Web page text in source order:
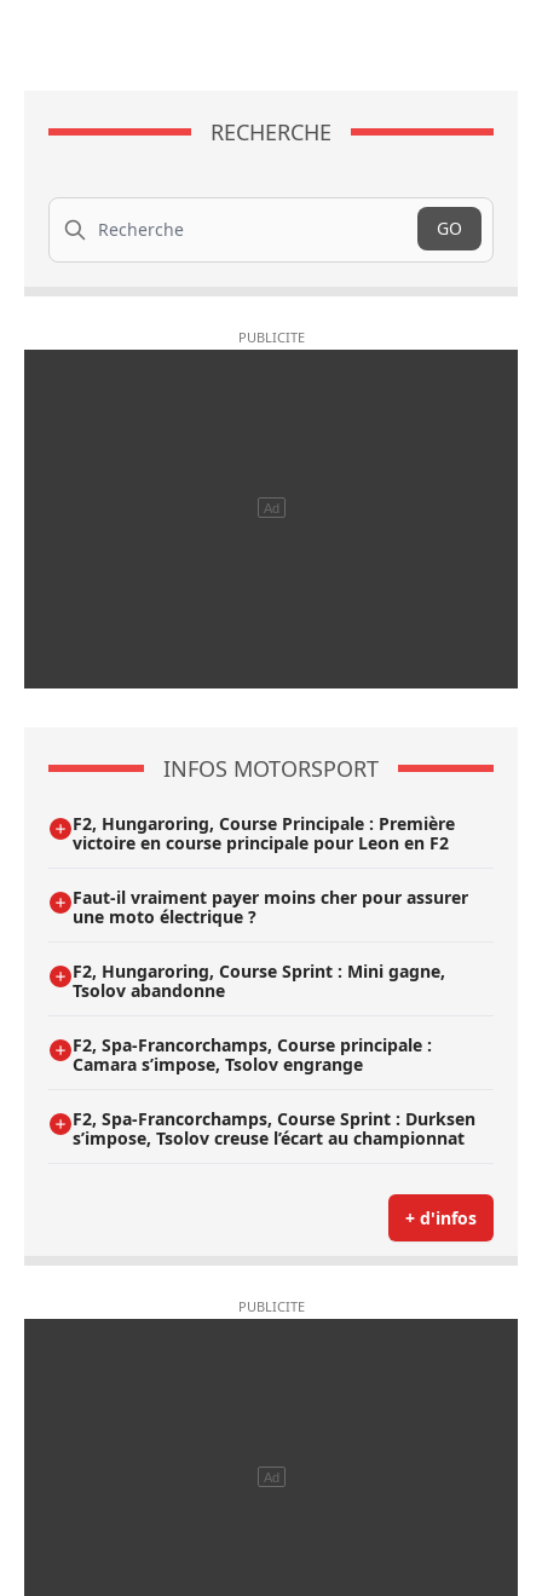
RECHERCHE
Recherche
GO
INFOS MOTORSPORT
F2, Hungaroring, Course Principale : Première
victoire en course principale pour Leon en F2
Faut-il vraiment payer moins cher pour assurer
une moto électrique ?
F2, Hungaroring, Course Sprint : Mini gagne,
Tsolov abandonne
F2, Spa-Francorchamps, Course principale :
Camara s’impose, Tsolov engrange
F2, Spa-Francorchamps, Course Sprint : Durksen
s’impose, Tsolov creuse l’écart au championnat
+ d'infos